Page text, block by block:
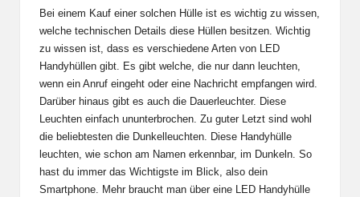
Bei einem Kauf einer solchen Hülle ist es wichtig zu wissen,
welche technischen Details diese Hüllen besitzen. Wichtig
zu wissen ist, dass es verschiedene Arten von LED
Handyhüllen gibt. Es gibt welche, die nur dann leuchten,
wenn ein Anruf eingeht oder eine Nachricht empfangen wird.
Darüber hinaus gibt es auch die Dauerleuchter. Diese
Leuchten einfach ununterbrochen. Zu guter Letzt sind wohl
die beliebtesten die Dunkelleuchten. Diese Handyhülle
leuchten, wie schon am Namen erkennbar, im Dunkeln. So
hast du immer das Wichtigste im Blick, also dein
Smartphone. Mehr braucht man über eine LED Handyhülle